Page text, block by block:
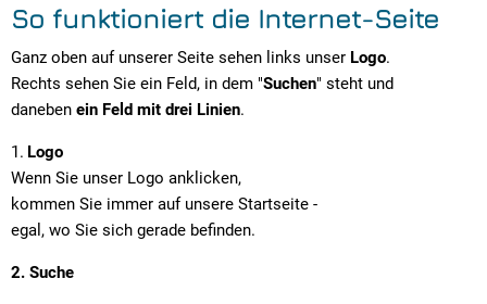
So funktioniert die Internet-Seite
Ganz oben auf unserer Seite sehen links unser Logo.
Rechts sehen Sie ein Feld, in dem "Suchen" steht und
daneben ein Feld mit drei Linien.
Logo
Wenn Sie unser Logo anklicken,
kommen Sie immer auf unsere Startseite -
egal, wo Sie sich gerade befinden.
2. Suche